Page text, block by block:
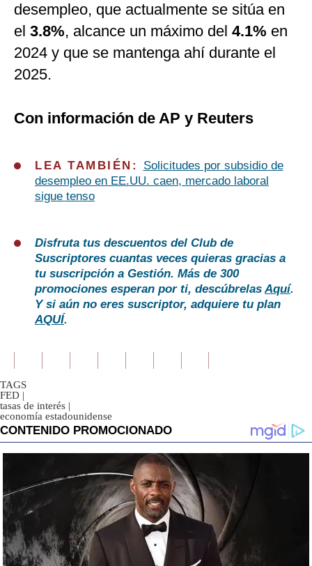
desempleo, que actualmente se sitúa en
el 3.8%, alcance un máximo del 4.1% en
2024 y que se mantenga ahí durante el
2025.
Con información de AP y Reuters
LEA TAMBIÉN: Solicitudes por subsidio de
desempleo en EE.UU. caen, mercado laboral
sigue tenso
Disfruta tus descuentos del Club de
Suscriptores cuantas veces quieras gracias a
tu suscripción a Gestión. Más de 300
promociones esperan por ti, descúbrelasAquí.
Y si aún no eres suscriptor, adquiere tu plan
AQUÍ.
TAGS
FED |
tasas de interés |
economía estadounidense